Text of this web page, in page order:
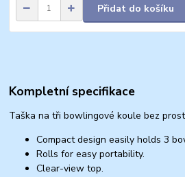
Přidat do košíku
Kompletní specifikace
Taška na tři bowlingové koule bez
Compact design easily holds 3
Rolls for easy portability.
Clear-view top.